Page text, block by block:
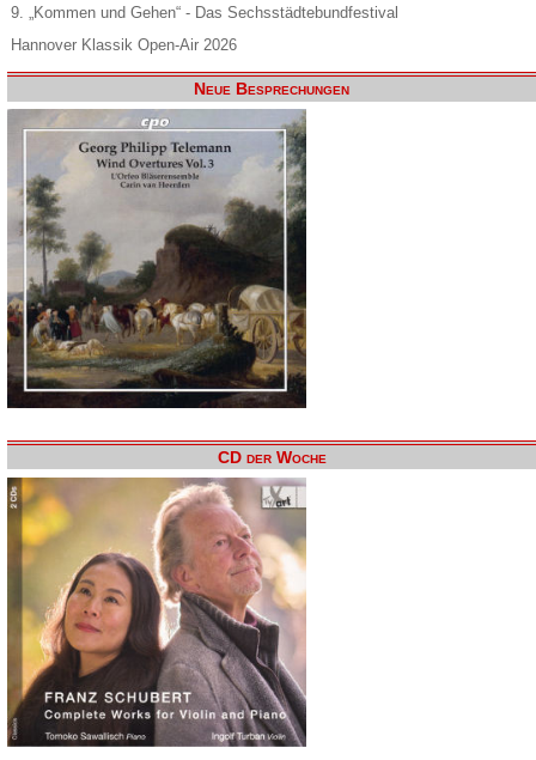
9. „Kommen und Gehen“ - Das Sechsstädtebundfestival
Hannover Klassik Open-Air 2026
Neue Besprechungen
CD der Woche